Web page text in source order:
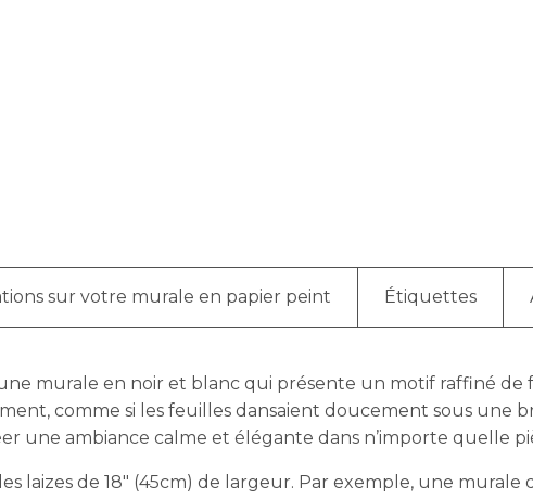
sur votre murale en papier peint Étiquettes
murale en noir et blanc qui présente un motif raffiné
comme si les feuilles dansaient doucement sous une
une ambiance calme et élégante dans n’importe quelle
laizes de 18″ (45cm) de largeur. Par exemple, une murale